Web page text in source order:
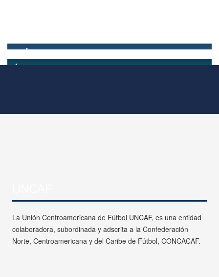
La Unión Centroamericana de Fútbol UNCAF, es una entidad
colaboradora, subordinada y adscrita a la Confederación
Norte, Centroamericana y del Caribe de Fútbol, CONCACAF.